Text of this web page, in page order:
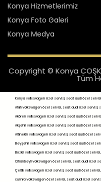
Konya Hizmetlerimiz
Konya Foto Galeri
Konya Medya
Copyright © Konya
Tüm
Konya volkswagen özel servisi, seat audi özel
Ahırlı volkswagen özel servisi, seat audi özel
Akören volkswagen özel servisi, seat audi özel
Akşehir volkswagen özel servisi, seat audi özel
Altınekin volkswagen özel servisi, seat audi özel
Beyşehir volkswagen özel servisi, seat audi özel
Bozkır volkswagen özel servisi, seat audi özel
Cihanbeyli volkswagen özel servisi, seat audi özel
Çeltik volkswagen özel servisi, seat audi özel
cumra volkswagen özel servisi, seat audi özel